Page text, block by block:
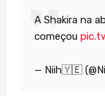
A Shakira na
começou
— Niih🇾🇪